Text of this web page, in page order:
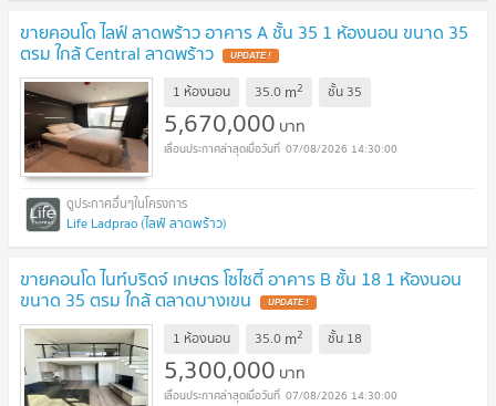
ขายคอนโด ไลฟ์ ลาดพร้าว อาคาร A ชั้น 35 1 ห้องนอน ขนาด 35
ตรม ใกล้ Central ลาดพร้าว
1 ห้องนอน 35.0 m2 ชั้น 35
5,670,000 บาท
07/08/2026 14:30:00
Life Ladprao (ไลฟ์ ลาดพร้าว)
ขายคอนโด ไนท์บริดจ์ เกษตร โซไซตี้ อาคาร B ชั้น 18 1 ห้องนอน
ขนาด 35 ตรม ใกล้ ตลาดบางเขน
1 ห้องนอน 35.0 m2 ชั้น 18
5,300,000 บาท
07/08/2026 14:30:00